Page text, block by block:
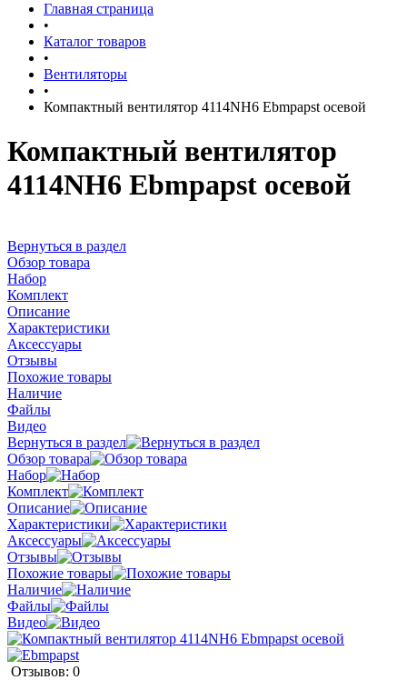
Главная страница
•
Каталог товаров
•
Вентиляторы
•
Компактный вентилятор 4114NH6 Ebmpapst осевой
Компактный вентилятор
4114NH6 Ebmpapst осевой
Вернуться в раздел
Обзор товара
Набор
Комплект
Описание
Характеристики
Аксессуары
Отзывы
Похожие товары
Наличие
Файлы
Видео
Вернуться в раздел
Обзор товара
Набор
Комплект
Описание
Характеристики
Аксессуары
Отзывы
Похожие товары
Наличие
Файлы
Видео
Отзывов: 0